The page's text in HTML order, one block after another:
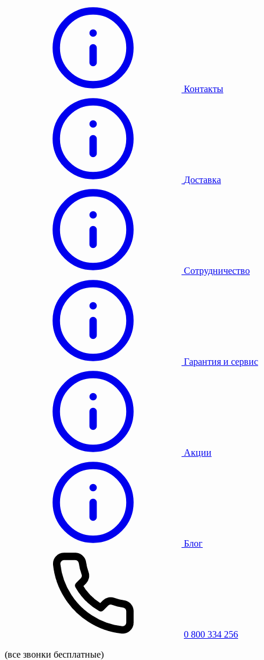
Контакты
Доставка
Сотрудничество
Гарантия и сервис
Акции
Блог
0 800 334 256
(все звонки бесплатные)